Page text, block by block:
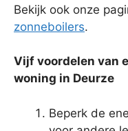
Bekijk ook onze
zonneboilers.
Vijf voordelen van
woning in Deurze
Beperk de